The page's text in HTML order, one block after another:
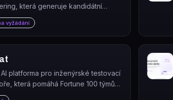
která generuje kandidátní
a předpovídá zlepšení jejich
na základě experimentálních dat.
vyžádání
AI platforma pro inženýrské testovací
která pomáhá Fortune 100 týmům
vývoj a testování komplexního